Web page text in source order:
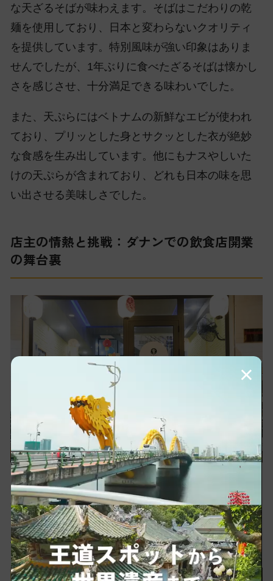
な天ざるそばが味わえます。そばはこだわりの乾
麺を使用しており、日本と変わらないクオリティ
を提供しています。特別風味が強い印象はありま
せんでしたが、1年ぶりに食べたざるそばは懐かし
さを感じさせ、十分満足できる味わいでした。
また、天ぷらにはベトナムの新鮮なエビが使われ
ており、プリッとした身とサクッとした衣が絶妙
な食感を生み出しています。他にもナスやしいた
けの天ぷらが含まれており、どれも日本の味を思
い出させる美味しさでした。
店主の情熱と挑戦：ダナンでの飲食店開業
の舞台裏
「タンタンメン 金家」の店主は、元々日本の金家
本店にて長年の修行を積んでおり、本店のオーナ
ーとの縁があったことをきっかけにダナンに店を
構えることを決意しました。
×